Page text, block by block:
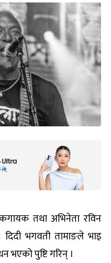
तथा अभिनेता रविन
भगवती तामाङले भाइ
पुष्टि गरिन् ।